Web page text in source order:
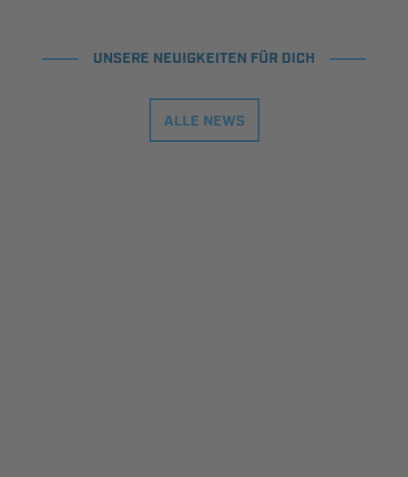
UNSERE NEUIGKEITEN FÜR DICH
ALLE NEWS